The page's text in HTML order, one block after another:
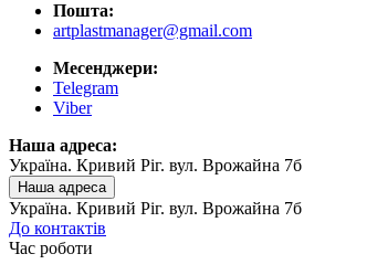
Пошта:
artplastmanager@gmail.com
Месенджери:
Telegram
Viber
Наша адреса:
Україна. Кривий Ріг. вул. Врожайна 7б
Наша адреса
Україна. Кривий Ріг. вул. Врожайна 7б
До контактів
Час роботи